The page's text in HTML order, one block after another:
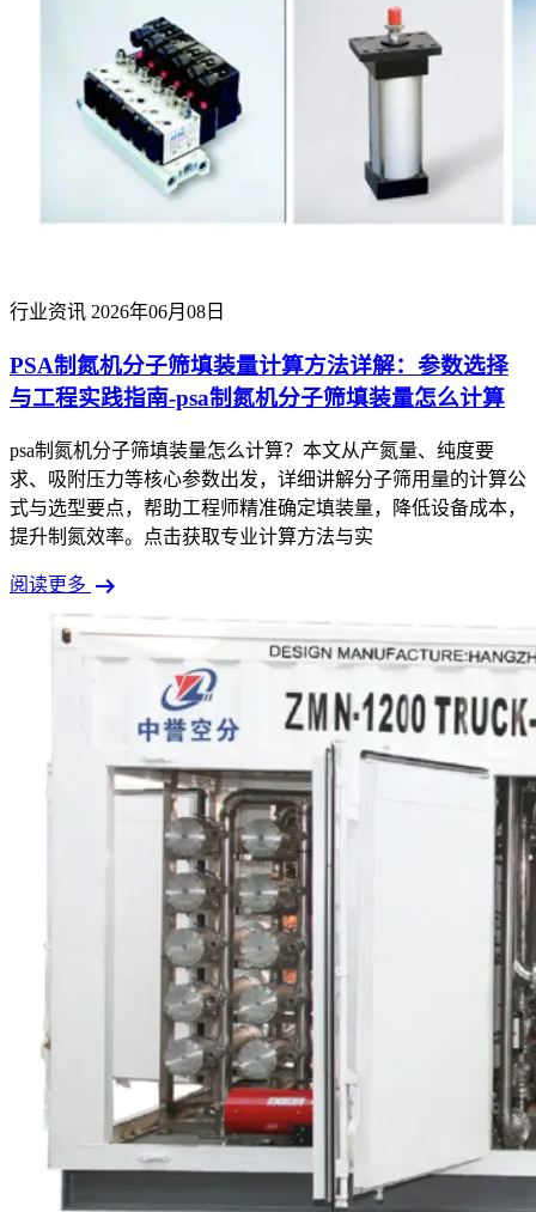
行业资讯 2026年06月08日
PSA制氮机分子筛填装量计算方法详解：参数选择
与工程实践指南-psa制氮机分子筛填装量怎么计算
psa制氮机分子筛填装量怎么计算？本文从产氮量、纯度要
求、吸附压力等核心参数出发，详细讲解分子筛用量的计算公
式与选型要点，帮助工程师精准确定填装量，降低设备成本，
提升制氮效率。点击获取专业计算方法与实
阅读更多 arrow_right_alt